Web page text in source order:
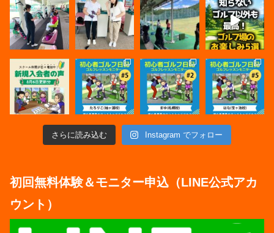
さらに読み込む Instagram でフォロー
初回無料体験＆モニター申込（LINE公式アカ
ウント）